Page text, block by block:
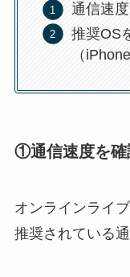
通信速
推奨OS
（
①通信速度を確
オンラインライ
推奨されている